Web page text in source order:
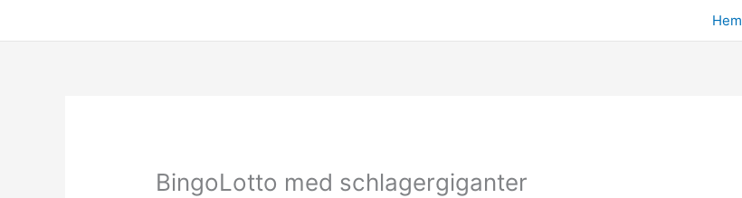
Hem
BingoLotto med schlagergiganter